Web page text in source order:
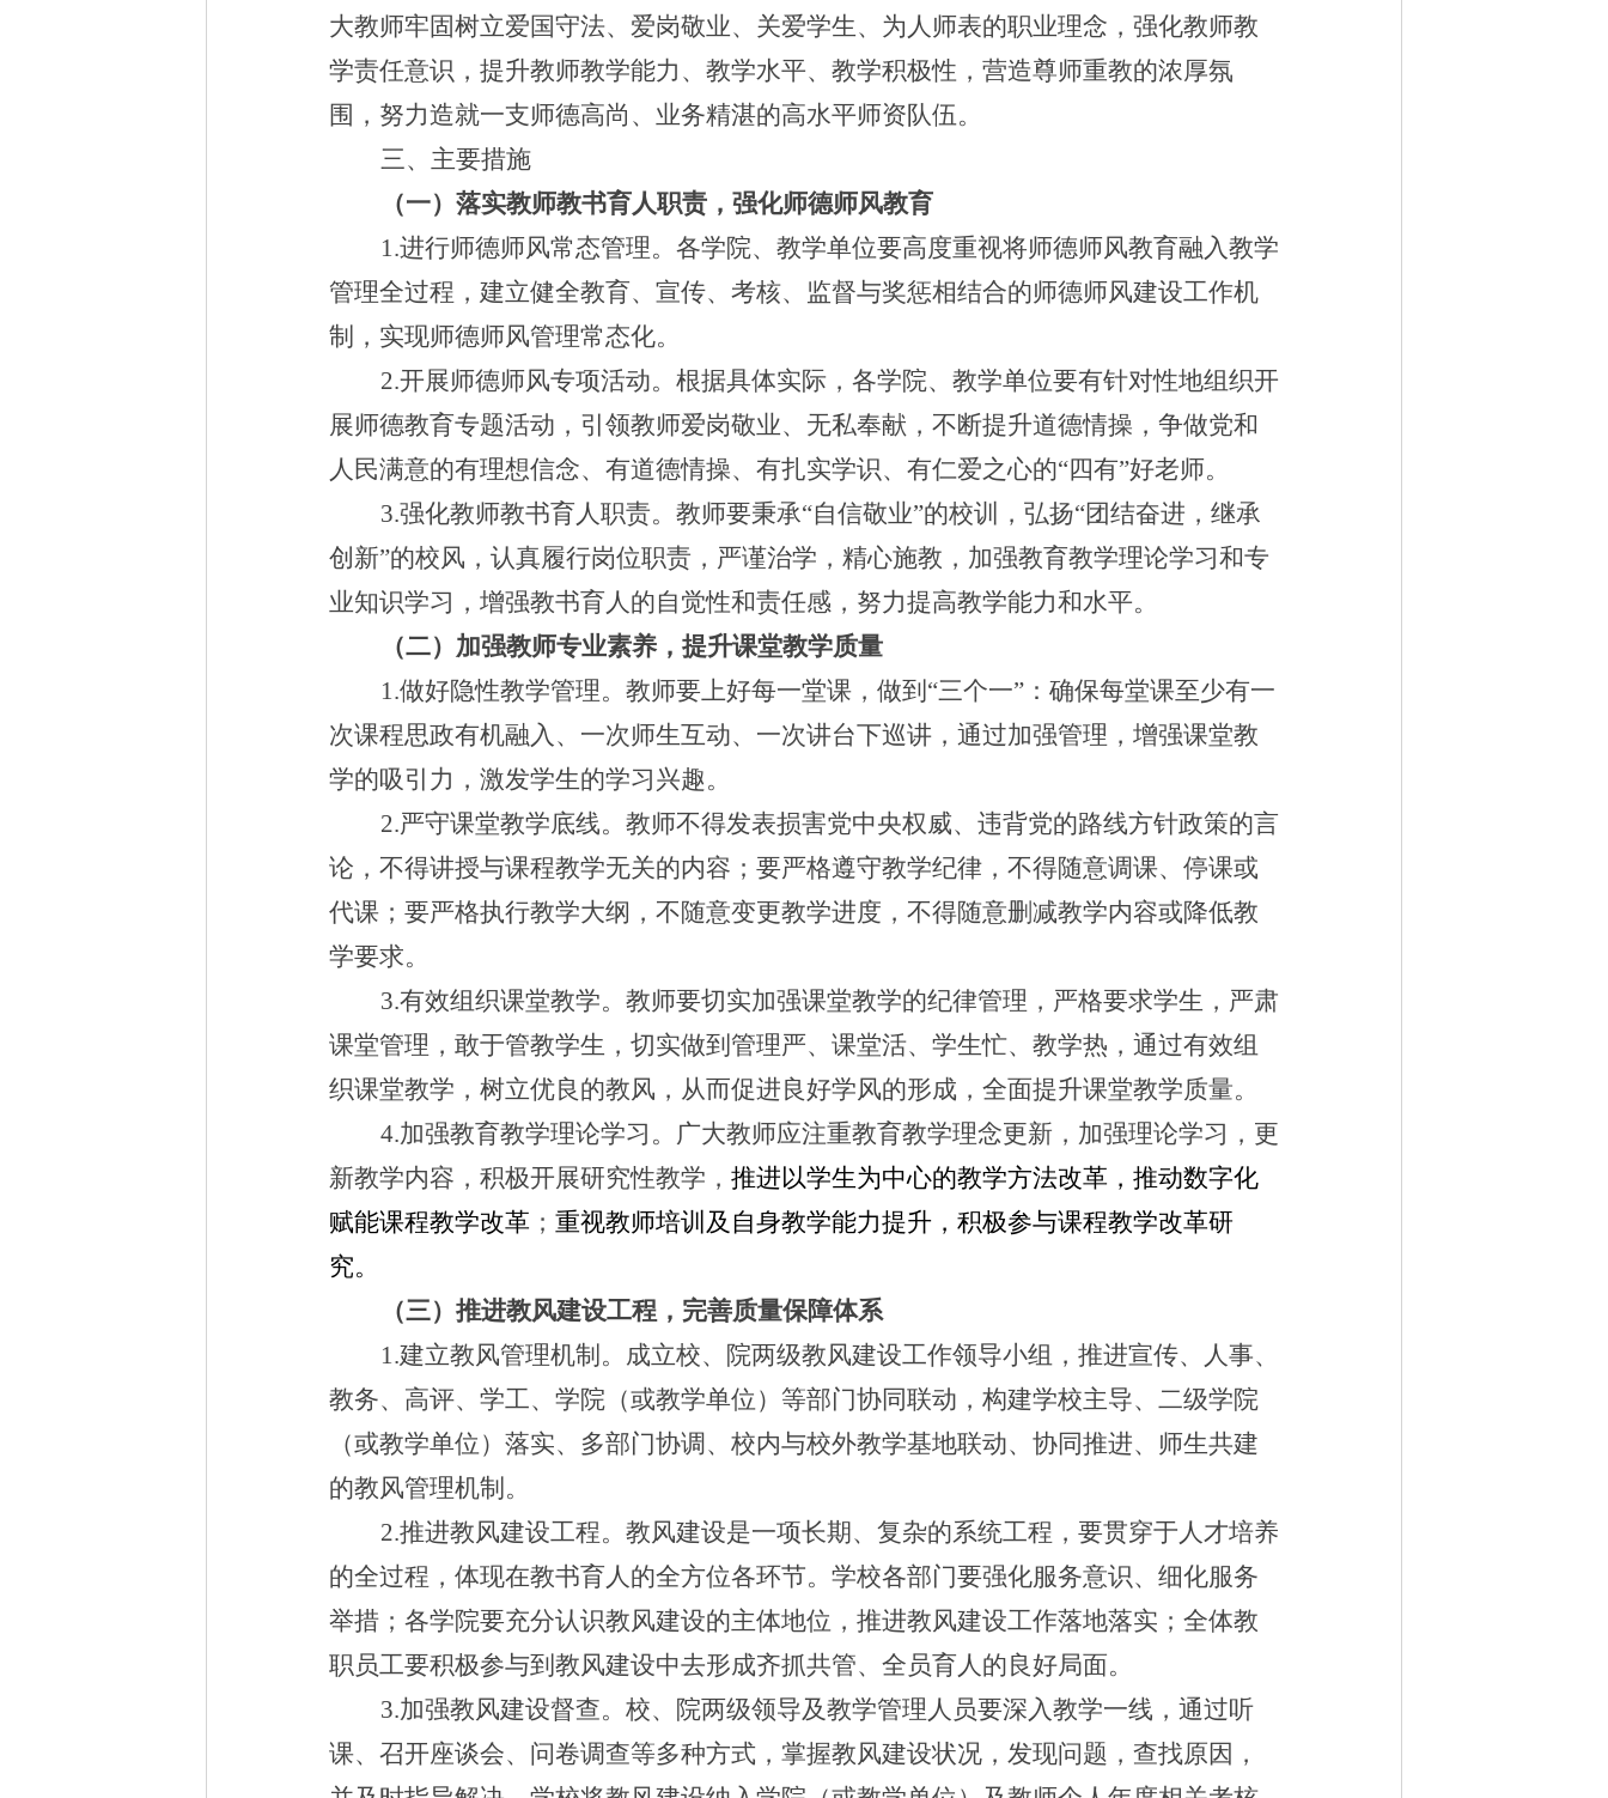
大教师牢固树立爱国守法、爱岗敬业、关爱学生、为人师表的职业理念，强化教师教
学责任意识，提升教师教学能力、教学水平、教学积极性，营造尊师重教的浓厚氛
围，努力造就一支师德高尚、业务精湛的高水平师资队伍。
三、主要措施
（一）落实教师教书育人职责，强化师德师风教育
1.进行师德师风常态管理。各学院、教学单位要高度重视将师德师风教育融入教学
管理全过程，建立健全教育、宣传、考核、监督与奖惩相结合的师德师风建设工作机
制，实现师德师风管理常态化。
2.开展师德师风专项活动。根据具体实际，各学院、教学单位要有针对性地组织开
展师德教育专题活动，引领教师爱岗敬业、无私奉献，不断提升道德情操，争做党和
人民满意的有理想信念、有道德情操、有扎实学识、有仁爱之心的“四有”好老师。
3.强化教师教书育人职责。教师要秉承“自信敬业”的校训，弘扬“团结奋进，继承
创新”的校风，认真履行岗位职责，严谨治学，精心施教，加强教育教学理论学习和专
业知识学习，增强教书育人的自觉性和责任感，努力提高教学能力和水平。
（二）加强教师专业素养，提升课堂教学质量
1.做好隐性教学管理。教师要上好每一堂课，做到 “三个一”：确保每堂课至少有一
次课程思政有机融入、一次师生互动、一次讲台下巡讲，通过加强管理，增强课堂教
学的吸引力，激发学生的学习兴趣。
2.严守课堂教学底线。教师不得发表损害党中央权威、违背党的路线方针政策的言
论，不得讲授与课程教学无关的内容；要严格遵守教学纪律，不得随意调课、停课或
代课；要严格执行教学大纲，不随意变更教学进度，不得随意删减教学内容或降低教
学要求。
3.有效组织课堂教学。教师要切实加强课堂教学的纪律管理，严格要求学生，严肃
课堂管理，敢于管教学生，切实做到管理严、课堂活、学生忙、教学热，通过有效组
织课堂教学，树立优良的教风，从而促进良好学风的形成，全面提升课堂教学质量。
4.加强教育教学理论学习。广大教师应注重教育教学理念更新，加强理论学习，更
新教学内容，积极开展研究性教学， 推进以学生为中心的教学方法改革，推动数字化
赋能课程教学改革 ； 重视教师培训及自身教学能力提升，积极参与课程教学改革研
究。
（三）推进教风建设工程，完善质量保障体系
1.建立教风管理机制。成立校、院两级教风建设工作领导小组，推进宣传、人事、
教务、高评、学工、学院（或教学单位）等部门协同联动，构建学校主导、二级学院
（或教学单位）落实、多部门协调、校内与校外教学基地联动、协同推进、师生共建
的教风管理机制。
2.推进教风建设工程。教风建设是一项长期、复杂的系统工程，要贯穿于人才培养
的全过程，体现在教书育人的全方位各环节。学校各部门要强化服务意识、细化服务
举措；各学院要充分认识教风建设的主体地位，推进教风建设工作落地落实；全体教
职员工要积极参与到教风建设中去形成齐抓共管、全员育人的良好局面。
3.加强教风建设督查。校、院两级领导及教学管理人员要深入教学一线，通过听
课、召开座谈会、问卷调查等多种方式，掌握教风建设状况，发现问题，查找原因，